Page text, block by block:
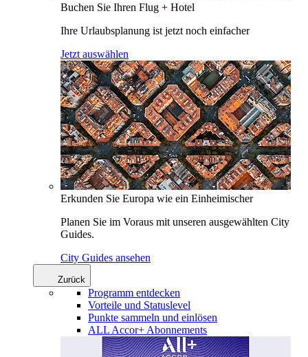
Buchen Sie Ihren Flug + Hotel
Ihre Urlaubsplanung ist jetzt noch einfacher
Jetzt auswählen
Erkunden Sie Europa wie ein Einheimischer
Planen Sie im Voraus mit unseren ausgewählten City
Guides.
City Guides ansehen
Zurück
Programm entdecken
Vorteile und Statuslevel
Punkte sammeln und einlösen
ALL Accor+ Abonnements